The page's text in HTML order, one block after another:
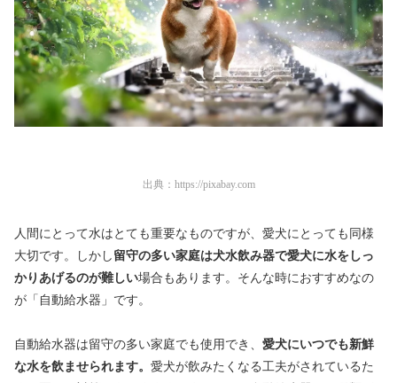
出典： https://pixabay.com
人間にとって水はとても重要なものですが、愛犬にとっても同様
大切です。しかし 留守の多い家庭は犬水飲み器で愛犬に水をしっ
かりあげるのが難しい場合もあります。そんな時におすすめなの
が「自動給水器」です。
自動給水器は留守の多い家庭でも使用でき、 愛犬にいつでも新鮮
な水を飲ませられます。 愛犬が飲みたくなる工夫がされているた